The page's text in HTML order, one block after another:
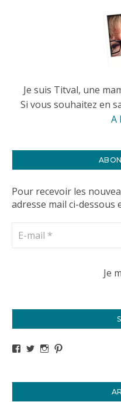
Je suis Titval, une
Si vous souhaitez en
A
Pour recevoir les
adresse mail ci-dessous
Voir le profil de
Voir le profil de
Voir le profil